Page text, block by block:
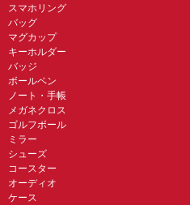
スマホリング
バッグ
マグカップ
キーホルダー
バッジ
ボールペン
ノート・手帳
メガネクロス
ゴルフボール
ミラー
シューズ
コースター
オーディオ
ケース